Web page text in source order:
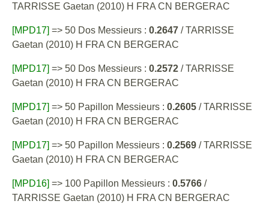
TARRISSE Gaetan (2010) H FRA CN BERGERAC
[MPD17] => 50 Dos Messieurs : 0.2647 / TARRISSE
Gaetan (2010) H FRA CN BERGERAC
[MPD17] => 50 Dos Messieurs : 0.2572 / TARRISSE
Gaetan (2010) H FRA CN BERGERAC
[MPD17] => 50 Papillon Messieurs : 0.2605 / TARRISSE
Gaetan (2010) H FRA CN BERGERAC
[MPD17] => 50 Papillon Messieurs : 0.2569 / TARRISSE
Gaetan (2010) H FRA CN BERGERAC
[MPD16] => 100 Papillon Messieurs : 0.5766 /
TARRISSE Gaetan (2010) H FRA CN BERGERAC